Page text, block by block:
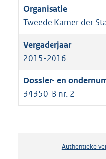
Tweede Kamer der
2015-2016
34350-B nr. 2
Authentieke